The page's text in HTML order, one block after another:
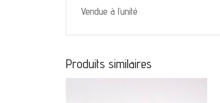
Vendue à l’unité
Produits similaires